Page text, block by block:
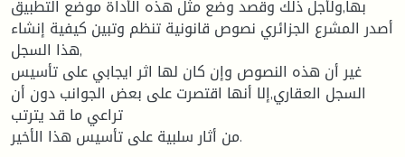
بها,ولأجل ذلك وقصد وضع مثل هذه الأداة موضع التطبيق
أصدر المشرع الجزائري نصوص قانونية تنظم وتبين كيفية إنشاء
هذا السجل,
غير أن هذه النصوص وإن كان لها اثر ايجابي على تأسيس
السجل العقاري,إلا أنها اقتصرت على بعض الجوانب دون أن
تراعي ما قد يترتب
من أثار سلبية على تأسيس هذا الأخير.